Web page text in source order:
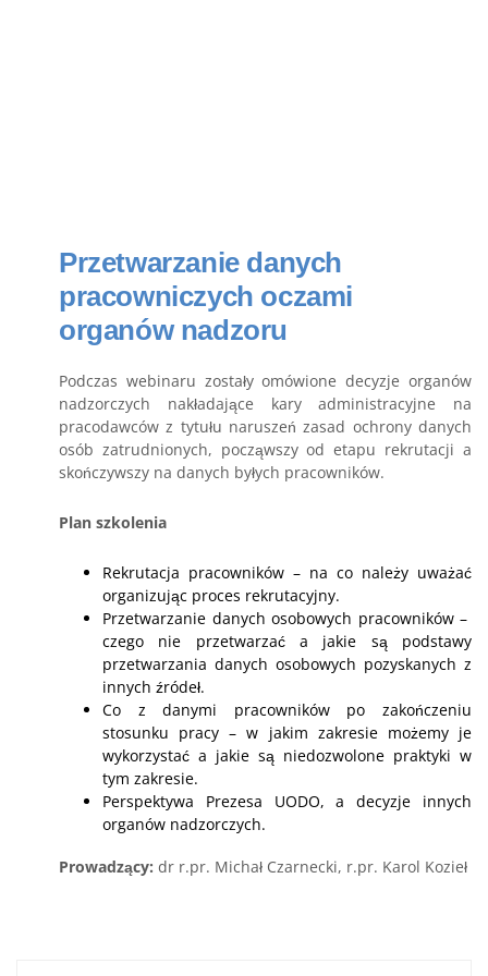
Przetwarzanie danych
pracowniczych oczami
organów nadzoru
Podczas webinaru zostały omówione decyzje organów
nadzorczych nakładające kary administracyjne na
pracodawców z tytułu naruszeń zasad ochrony danych
osób zatrudnionych, począwszy od etapu rekrutacji a
skończywszy na danych byłych pracowników.
Plan szkolenia
Rekrutacja pracowników – na co należy uważać
organizując proces rekrutacyjny.
Przetwarzanie danych osobowych pracowników –
czego nie przetwarzać a jakie są podstawy
przetwarzania danych osobowych pozyskanych z
innych źródeł.
Co z danymi pracowników po zakończeniu
stosunku pracy – w jakim zakresie możemy je
wykorzystać a jakie są niedozwolone praktyki w
tym zakresie.
Perspektywa Prezesa UODO, a decyzje innych
organów nadzorczych.
Prowadzący: dr r.pr. Michał Czarnecki, r.pr. Karol Kozieł